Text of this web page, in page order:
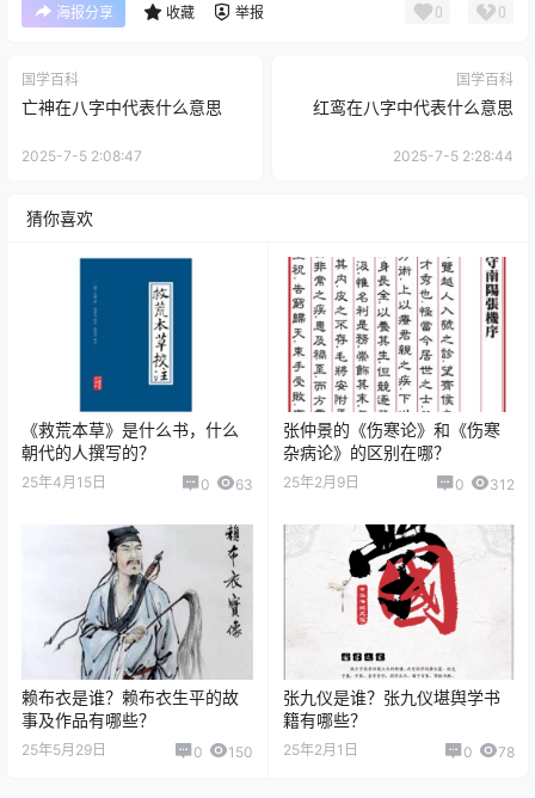
海报分享 收藏 举报 0 0
国学百科
亡神在八字中代表什么意思
2025-7-5 2:08:47
国学百科
红鸾在八字中代表什么意思
2025-7-5 2:28:44
猜你喜欢
《救荒本草》是什么书，什么
朝代的人撰写的？
25年4月15日 0 63
张仲景的《伤寒论》和《伤寒
杂病论》的区别在哪？
25年2月9日 0 312
赖布衣是谁？赖布衣生平的故
事及作品有哪些？
25年5月29日 0 150
张九仪是谁？张九仪堪舆学书
籍有哪些？
25年2月1日 0 78